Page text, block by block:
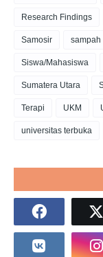
Research Findings
Samosir sampah
Siswa/Mahasiswa
Sumatera Utara
Terapi UKM
universitas terbuka